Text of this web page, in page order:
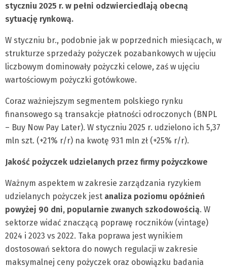
styczniu 2025 r. w pełni odzwierciedlają obecną
sytuację rynkową.
W styczniu br., podobnie jak w poprzednich miesiącach, w
strukturze sprzedaży pożyczek pozabankowych w ujęciu
liczbowym dominowały pożyczki celowe, zaś w ujęciu
wartościowym pożyczki gotówkowe.
Coraz ważniejszym segmentem polskiego rynku
finansowego są transakcje płatności odroczonych (BNPL
– Buy Now Pay Later). W styczniu 2025 r. udzielono ich 5,37
mln szt. (+21% r/r) na kwotę 931 mln zł (+25% r/r).
Jakość pożyczek udzielanych przez firmy pożyczkowe
Ważnym aspektem w zakresie zarządzania ryzykiem
udzielanych pożyczek jest analiza poziomu opóźnień
powyżej 90 dni, popularnie zwanych szkodowością. W
sektorze widać znaczącą poprawę roczników (vintage)
2024 i 2023 vs 2022. Taka poprawa jest wynikiem
dostosowań sektora do nowych regulacji w zakresie
maksymalnej ceny pożyczek oraz obowiązku badania